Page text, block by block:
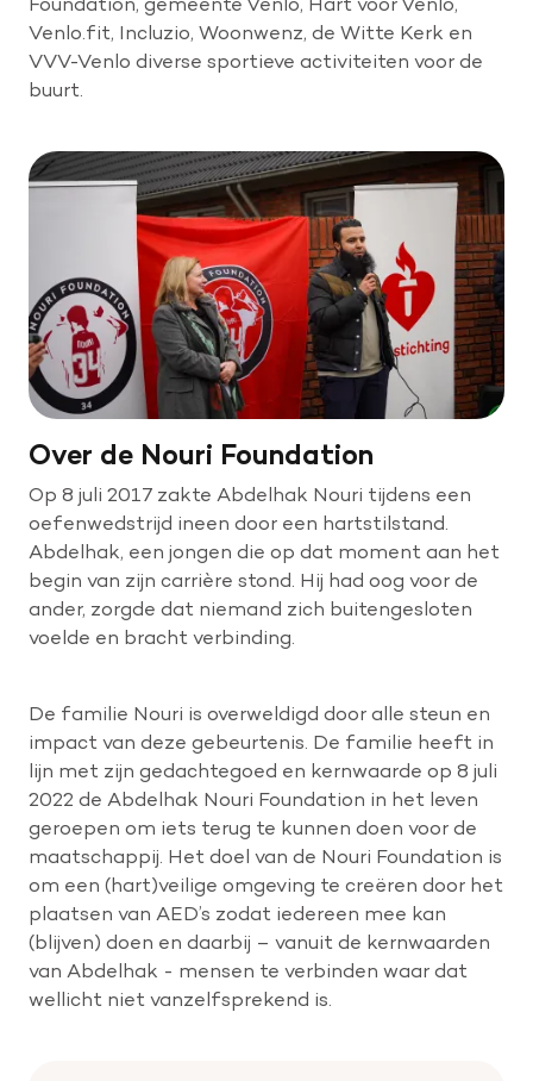
Venlo.fit, Incluzio, Woonwenz, de Witte Kerk en
VVV-Venlo diverse sportieve activiteiten voor de
buurt.
Over de Nouri Foundation
Op 8 juli 2017 zakte Abdelhak Nouri tijdens een
oefenwedstrijd ineen door een hartstilstand.
Abdelhak, een jongen die op dat moment aan het
begin van zijn carrière stond. Hij had oog voor de
ander, zorgde dat niemand zich buitengesloten
voelde en bracht verbinding.
De familie Nouri is overweldigd door alle steun en
impact van deze gebeurtenis. De familie heeft in
lijn met zijn gedachtegoed en kernwaarde op 8 juli
2022 de Abdelhak Nouri Foundation in het leven
geroepen om iets terug te kunnen doen voor de
maatschappij. Het doel van de Nouri Foundation is
om een (hart)veilige omgeving te creëren door het
plaatsen van AED’s zodat iedereen mee kan
(blijven) doen en daarbij – vanuit de kernwaarden
van Abdelhak - mensen te verbinden waar dat
wellicht niet vanzelfsprekend is.